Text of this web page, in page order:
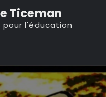
Ticeman
l'éducation